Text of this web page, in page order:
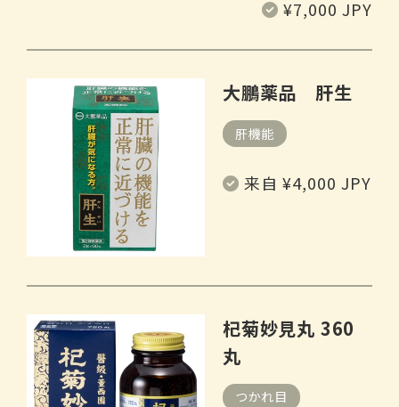
常
价
¥7,000 JPY
大鵬薬品 肝生
肝機能
常 来自 ¥4,000 JPY
杞菊妙見丸 360
丸
つかれ目